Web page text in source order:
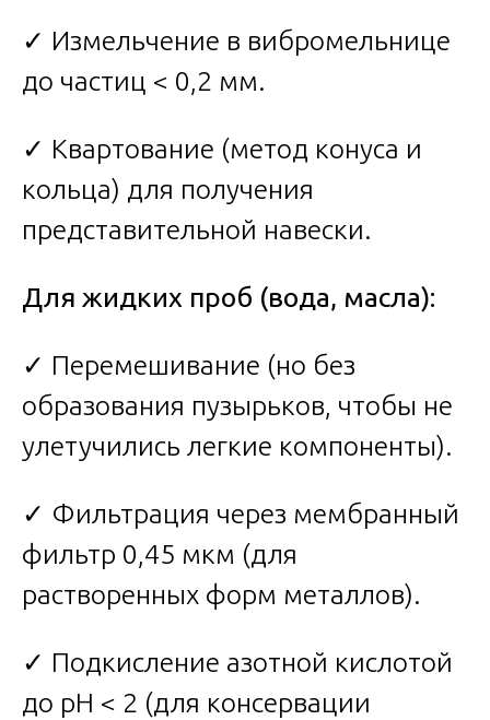
✓ Измельчение в вибромельнице
до частиц < 0,2 мм.
✓ Квартование (метод конуса и
кольца) для получения
представительной навески.
Для жидких проб (вода, масла):
✓ Перемешивание (но без
образования пузырьков, чтобы не
улетучились легкие компоненты).
✓ Фильтрация через мембранный
фильтр 0,45 мкм (для
растворенных форм металлов).
✓ Подкисление азотной кислотой
до pH < 2 (для консервации